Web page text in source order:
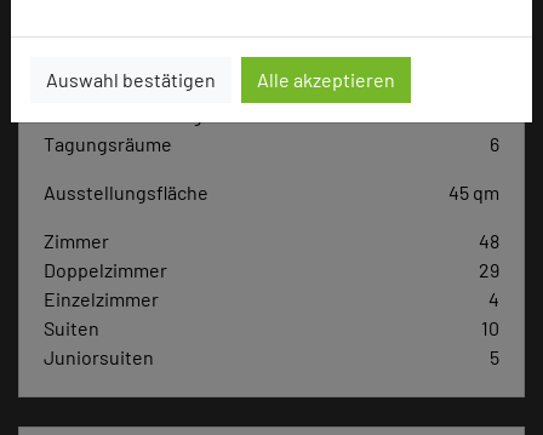
Auswahl bestätigen Alle akzeptieren
Parlamentarisch
Tagungsräume
6
Ausstellungsfläche 45 qm
Zimmer
48
Doppelzimmer
29
Einzelzimmer
4
Suiten
10
Juniorsuiten
5